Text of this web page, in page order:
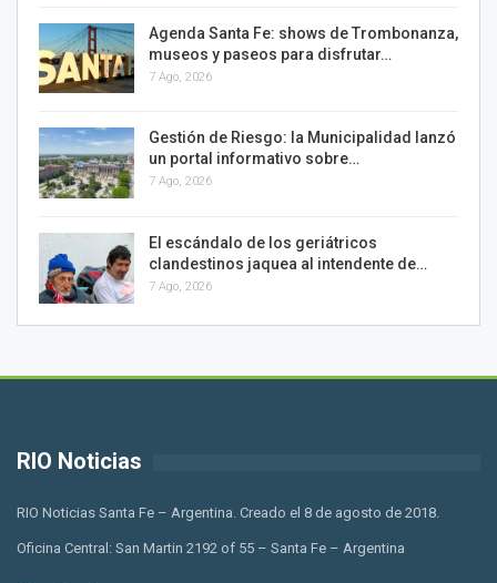
Agenda Santa Fe: shows de Trombonanza,
museos y paseos para disfrutar…
7 Ago, 2026
Gestión de Riesgo: la Municipalidad lanzó
un portal informativo sobre…
7 Ago, 2026
El escándalo de los geriátricos
clandestinos jaquea al intendente de…
7 Ago, 2026
RIO Noticias
RIO Noticias Santa Fe – Argentina. Creado el 8 de agosto de 2018.
Oficina Central: San Martin 2192 of 55 – Santa Fe – Argentina